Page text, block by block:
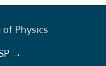
Physics
→